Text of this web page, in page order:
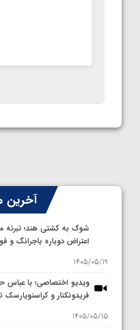
آخرین
شوک به کشتی هند؛ تبرئه
اعتراض دوباره باجرانگ و
1405/05/19
ویدیو اختصاصی؛ با عباس
فریدونکنار و کراسنویارسک
1405/05/15